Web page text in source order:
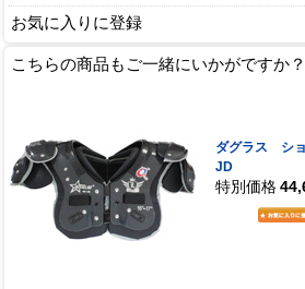
お気に入りに登録
こちらの商品もご一緒にいかがですか？
ダグラス シ
JD
特別価格